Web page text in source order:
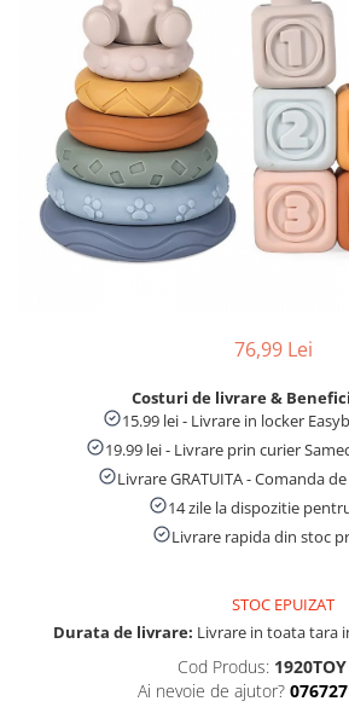
Tablite educative
76,99 Lei
Costuri de livrare &
15.99 lei - Livrare in locker
19.99 lei - Livrare prin curier
Livrare GRATUITA - Comanda
14 zile la dispozitie
Livrare rapida din stoc
STOC EPUIZAT
Durata de livrare: Livrare in toata tara
Cod Produs: 1920TOY
Ai nevoie de ajutor?